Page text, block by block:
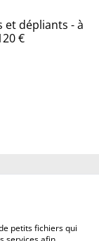
et dépliants - à
€
petits fichiers qui